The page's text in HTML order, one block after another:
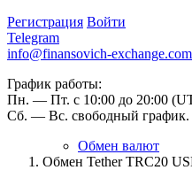
Регистрация Войти
Telegram
info@finansovich-exchange.com
График работы:
Пн. — Пт. с 10:00 до 20:00
Сб. — Вс. свободный график.
Обмен валют
Обмен Tether TRC20